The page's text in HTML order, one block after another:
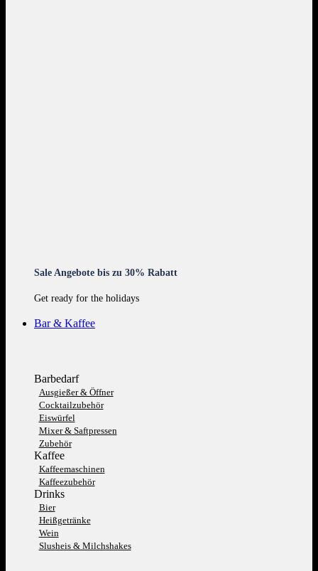
Sale Angebote bis zu 30% Rabatt
Get ready for the holidays
Bar & Kaffee
Barbedarf
Ausgießer & Öffner
Cocktailzubehör
Eiswürfel
Mixer & Saftpressen
Zubehör
Kaffee
Kaffeemaschinen
Kaffeezubehör
Drinks
Bier
Heißgetränke
Wein
Slusheis & Milchshakes